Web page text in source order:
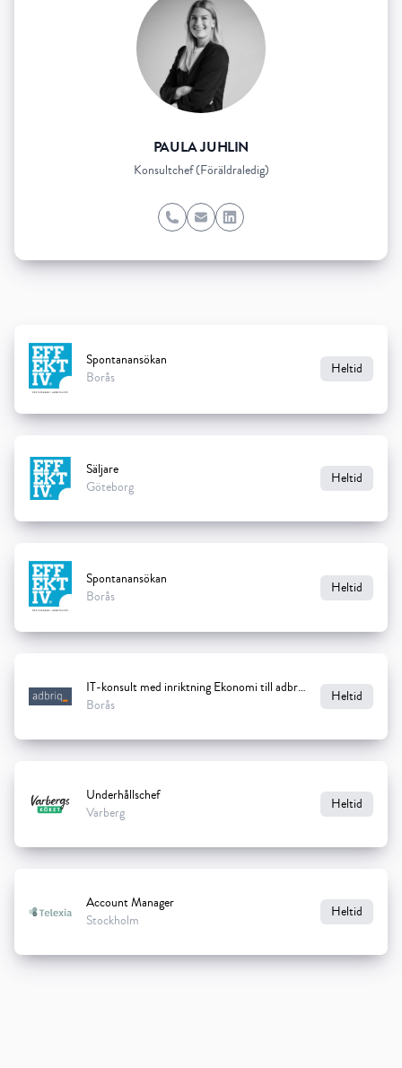
PAULA JUHLIN
Konsultchef (Föräldraledig)
PhoneEmailLinkedIn
Spontanansökan
Borås
Heltid
Säljare
Göteborg
Heltid
Spontanansökan
Borås
Heltid
IT-konsult med inriktning Ekonomi till adbriq
Borås
Heltid
Underhållschef
Varberg
Heltid
Account Manager
Stockholm
Heltid